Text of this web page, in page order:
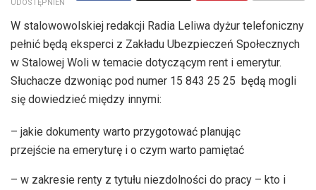
UDOSTĘPNIEŃ
W stalowowolskiej redakcji Radia Leliwa dyżur telefoniczny
pełnić będą eksperci z Zakładu Ubezpieczeń Społecznych
w Stalowej Woli w temacie dotyczącym rent i emerytur.
Słuchacze dzwoniąc pod numer 15 843 25 25 będą mogli
się dowiedzieć między innymi:
– jakie dokumenty warto przygotować planując
przejście na emeryturę i o czym warto pamiętać
– w zakresie renty z tytułu niezdolności do pracy – kto i